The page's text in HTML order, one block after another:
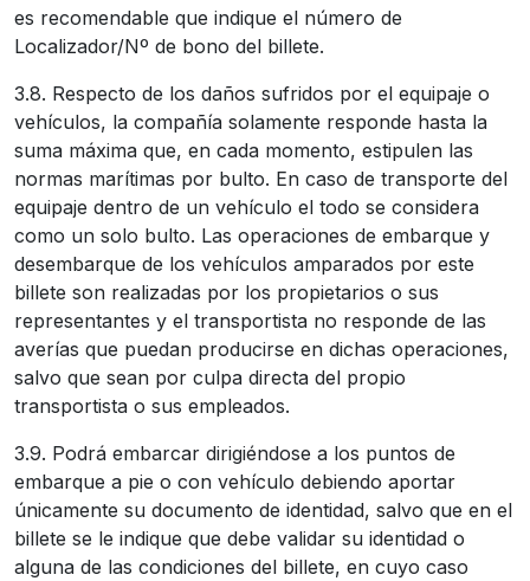
es recomendable que indique el número de
Localizador/Nº de bono del billete.
3.8. Respecto de los daños sufridos por el equipaje o
vehículos, la compañía solamente responde hasta la
suma máxima que, en cada momento, estipulen las
normas marítimas por bulto. En caso de transporte del
equipaje dentro de un vehículo el todo se considera
como un solo bulto. Las operaciones de embarque y
desembarque de los vehículos amparados por este
billete son realizadas por los propietarios o sus
representantes y el transportista no responde de las
averías que puedan producirse en dichas operaciones,
salvo que sean por culpa directa del propio
transportista o sus empleados.
3.9. Podrá embarcar dirigiéndose a los puntos de
embarque a pie o con vehículo debiendo aportar
únicamente su documento de identidad, salvo que en el
billete se le indique que debe validar su identidad o
alguna de las condiciones del billete, en cuyo caso